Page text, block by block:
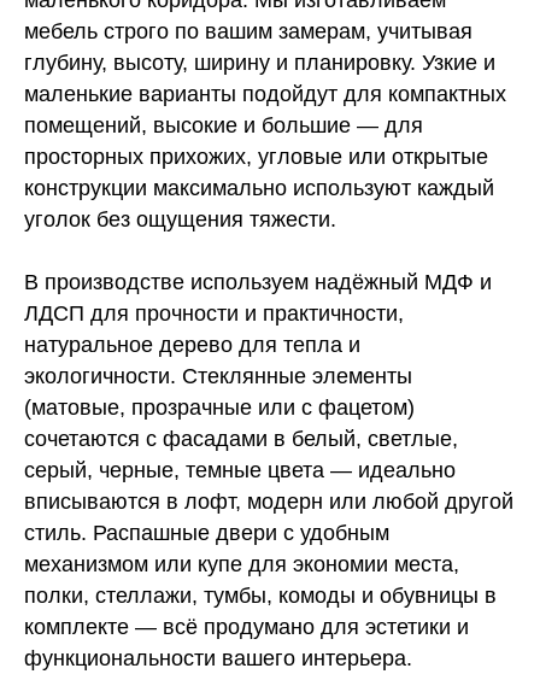
мебель строго по вашим замерам, учитывая
глубину, высоту, ширину и планировку. Узкие и
маленькие варианты подойдут для компактных
помещений, высокие и большие — для
просторных прихожих, угловые или открытые
конструкции максимально используют каждый
уголок без ощущения тяжести.
В производстве используем надёжный МДФ и
ЛДСП для прочности и практичности,
натуральное дерево для тепла и
экологичности. Стеклянные элементы
(матовые, прозрачные или с фацетом)
сочетаются с фасадами в белый, светлые,
серый, черные, темные цвета — идеально
вписываются в лофт, модерн или любой другой
стиль. Распашные двери с удобным
механизмом или купе для экономии места,
полки, стеллажи, тумбы, комоды и обувницы в
комплекте — всё продумано для эстетики и
функциональности вашего интерьера.